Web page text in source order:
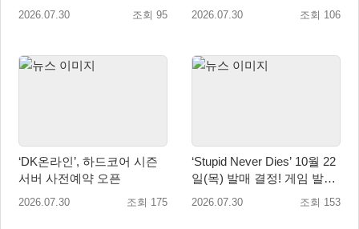
최…수익금 전액 사회 환원
2026.07.30 조회 95 2026.07.30 조회 106
‘DK온라인’, 하드코어 시즌
서버 사전예약 오픈
2026.07.30 조회 175
‘Stupid Never Dies’ 10월 22
일(목) 발매 결정! 게임 발매
에 앞서 주제가 음원 선공개
2026.07.30 조회 153